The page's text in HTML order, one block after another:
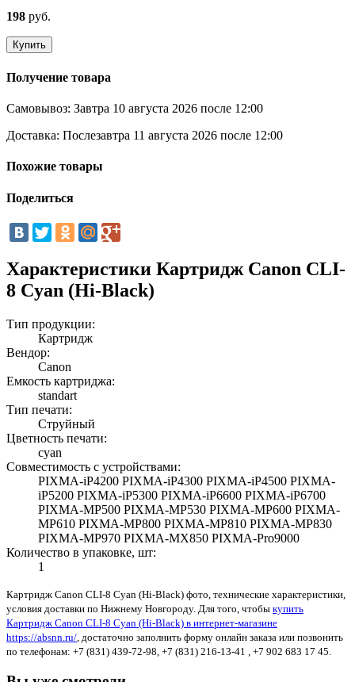
198 руб.
Купить
Получение товара
Самовывоз: Завтра 10 августа 2026 после 12:00
Доставка: Послезавтра 11 августа 2026 после 12:00
Похожие товары
Поделиться
Характеристики Картридж Canon CLI-
8 Cyan (Hi-Black)
Тип продукции:
Картридж
Вендор:
Canon
Емкость картриджа:
standart
Тип печати:
Струйный
Цветность печати:
cyan
Совместимость с устройствами:
PIXMA-iP4200 PIXMA-iP4300 PIXMA-iP4500 PIXMA-
iP5200 PIXMA-iP5300 PIXMA-iP6600 PIXMA-iP6700
PIXMA-MP500 PIXMA-MP530 PIXMA-MP600 PIXMA-
MP610 PIXMA-MP800 PIXMA-MP810 PIXMA-MP830
PIXMA-MP970 PIXMA-MX850 PIXMA-Pro9000
Количество в упаковке, шт:
1
Картридж Canon CLI-8 Cyan (Hi-Black) фото, технические характеристики,
условия доставки по Нижнему Новгороду. Для того, чтобы купить
Картридж Canon CLI-8 Cyan (Hi-Black) в интернет-магазине
https://absnn.ru/ , достаточно заполнить форму онлайн заказа или позвонить
по телефонам: +7 (831) 439-72-98, +7 (831) 216-13-41 , +7 902 683 17 45.